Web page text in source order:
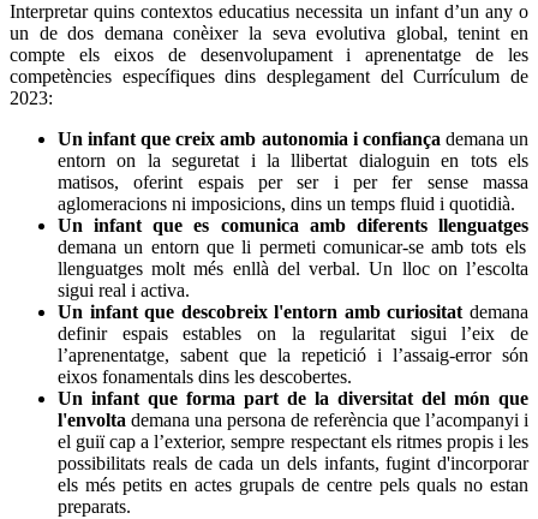
Interpretar quins contextos educatius necessita un infant d’un any o
un de dos demana conèixer la seva evolutiva global, tenint en
compte els eixos de desenvolupament i aprenentatge de les
competències específiques dins desplegament del Currículum de
2023:
Un infant que creix amb autonomia i confiança demana un
entorn on la seguretat i la llibertat dialoguin en tots els
matisos, oferint espais per ser i per fer sense massa
aglomeracions ni imposicions, dins un temps fluid i quotidià.
Un infant que es comunica amb diferents llenguatges
demana un entorn que li permeti comunicar-se amb tots els
llenguatges molt més enllà del verbal. Un lloc on l’escolta
sigui real i activa.
Un infant que descobreix l'entorn amb curiositat demana
definir espais estables on la regularitat sigui l’eix de
l’aprenentatge, sabent que la repetició i l’assaig-error són
eixos fonamentals dins les descobertes.
Un infant que forma part de la diversitat del món que
l'envolta demana una persona de referència que l’acompanyi i
el guiï cap a l’exterior, sempre respectant els ritmes propis i les
possibilitats reals de cada un dels infants, fugint d'incorporar
els més petits en actes grupals de centre pels quals no estan
preparats.